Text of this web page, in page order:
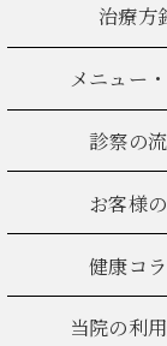
治療方
メニュー
診察の
お客様
健康コ
当院の利